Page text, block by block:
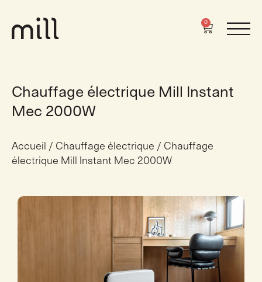
0
Chauffage électrique Mill Instant
Mec 2000W
Accueil / Chauffage électrique / Chauffage
électrique Mill Instant Mec 2000W